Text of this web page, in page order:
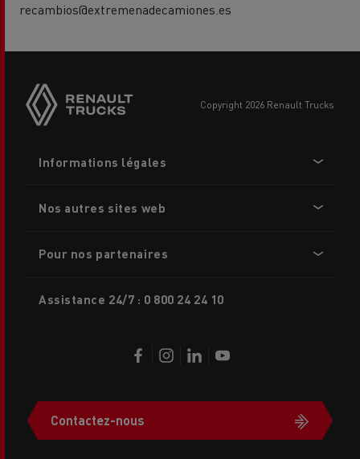
recambios@extremenadecamiones.es
buttons
copyright 2026 Renault Trucks
menu
Informations légales
Nos autres sites web
Pour nos partenaires
Assistance 24/7 : 0 800 24 24 10
Contactez-nous